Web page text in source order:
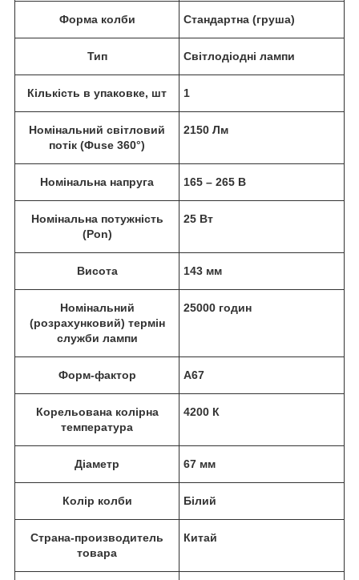
Форма колби Стандартна (груша)
Тип Світлодіодні лампи
Кількість в упаковке, шт 1
Номінальний світловий
потік (Фuse 360°)
2150 Лм
Номінальна напруга 165 – 265 В
Номінальна потужність
(Pon)
25 Вт
Висота 143 мм
Номінальний
(розрахунковий) термін
служби лампи
25000 годин
Форм-фактор A67
Корельована колірна
температура
4200 К
Діаметр 67 мм
Колір колби Білий
Страна-производитель
товара
Китай